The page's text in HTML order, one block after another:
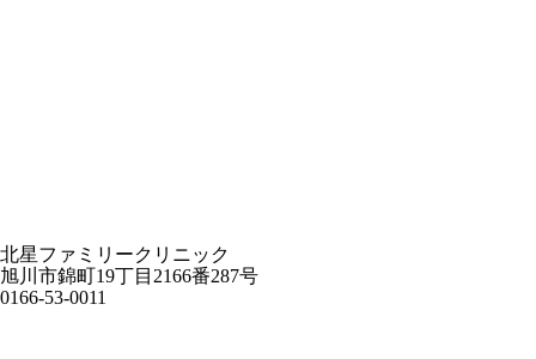
北星ファミリークリニック
旭川市錦町19丁目2166番287号
0166-53-0011